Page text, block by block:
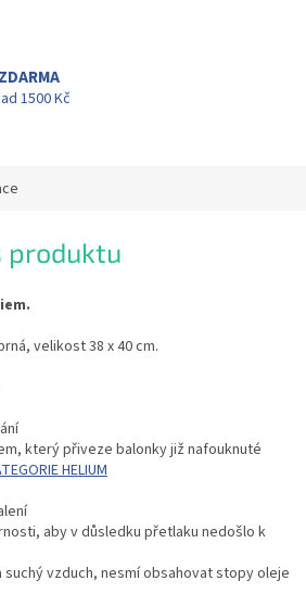
1500 Kč
produktu
velikost 38 x 40 cm.
který přiveze balonky již nafouknuté
HELIUM
aby v důsledku přetlaku nedošlo k
vzduch, nesmí obsahovat stopy oleje